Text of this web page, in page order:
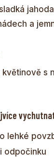
a
květinově s
lehké
odpočinku